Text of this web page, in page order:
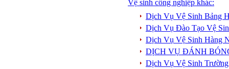
Vệ sinh công nghiệp khác:
Dịch Vụ Vệ Sinh Bảng
Dịch Vụ Đào Tạo Vệ
Dịch Vụ Vệ Sinh Hàng
DỊCH VỤ ĐÁNH
Dịch Vụ Vệ Sinh